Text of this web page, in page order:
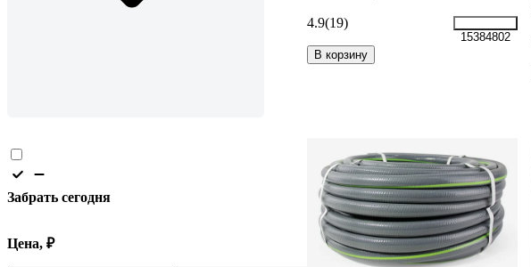
Забрать сегодня
Цена, ₽
4.9(19)
15384802
В корзину